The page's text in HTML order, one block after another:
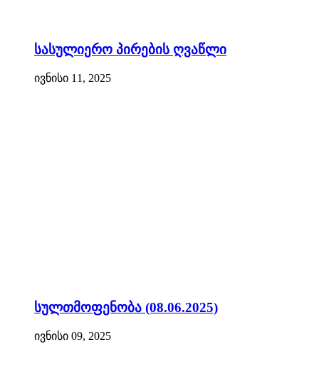
სასულიერო პირების ღვაწლი
ივნისი 11, 2025
სულთმოფენობა (08.06.2025)
ივნისი 09, 2025